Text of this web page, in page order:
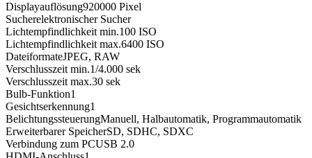
Displayauflösung920000 Pixel
Sucherelektronischer Sucher
Lichtempfindlichkeit min.100 ISO
Lichtempfindlichkeit max.6400 ISO
DateiformateJPEG, RAW
Verschlusszeit min.1/4.000 sek
Verschlusszeit max.30 sek
Bulb-Funktion1
Gesichtserkennung1
BelichtungssteuerungManuell, Halbautomatik, Programmautomatik
Erweiterbarer SpeicherSD, SDHC, SDXC
Verbindung zum PCUSB 2.0